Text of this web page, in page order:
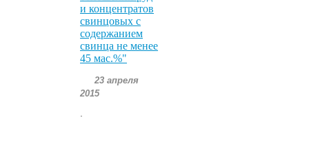
и концентратов
свинцовых с
содержанием
свинца не менее
45 мас.%"
23 апреля
2015
.